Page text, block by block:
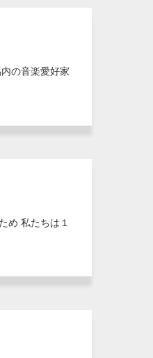
の音楽愛好家
め 私たちは１